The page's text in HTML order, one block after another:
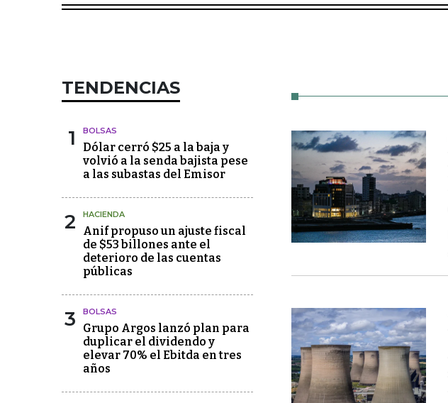
TENDENCIAS
1 BOLSAS
Dólar cerró $25 a la baja y
volvió a la senda bajista pese
a las subastas del Emisor
2 HACIENDA
Anif propuso un ajuste fiscal
de $53 billones ante el
deterioro de las cuentas
públicas
3 BOLSAS
Grupo Argos lanzó plan para
duplicar el dividendo y
elevar 70% el Ebitda en tres
años